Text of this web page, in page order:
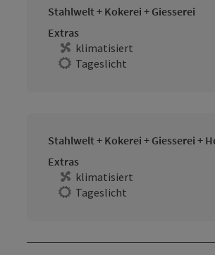
Stahlwelt + Kokerei + Giesserei
Extras
klimatisiert
Tageslicht
Stahlwelt + Kokerei + Giesserei +
Extras
klimatisiert
Tageslicht